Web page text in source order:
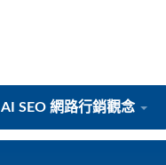
AI SEO 網路行銷觀念